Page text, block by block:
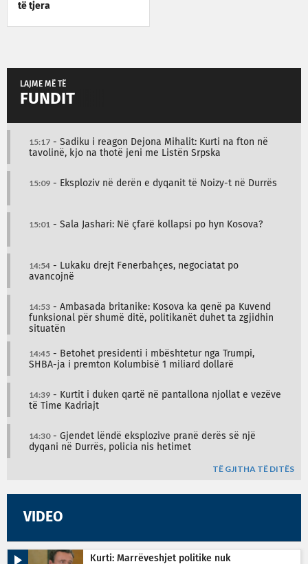
të tjera
LAJME MË TË
FUNDIT
15:17 - Sadiku i reagon Dejona Mihalit: Kurti na fton në
tavolinë, kjo na thotë jeni me Listën Srpska
15:09 - Eksploziv në derën e dyqanit të Noizy-t në Durrës
15:01 - Sala Jashari: Në çfarë kollapsi po hyn Kosova?
14:54 - Lukaku drejt Fenerbahçes, negociatat po
avancojnë
14:53 - Ambasada britanike: Kosova ka qenë pa Kuvend
funksional për shumë ditë, politikanët duhet ta zgjidhin
situatën
14:45 - Betohet presidenti i mbështetur nga Trumpi,
SHBA-ja i premton Kolumbisë 1 miliard dollarë
14:39 - Kurtit i duken qartë në pantallona njollat e vezëve
të Time Kadriajt
14:30- Gjendet lëndë eksplozive pranë derës së një
dyqani në Durrës, policia nis hetimet
TË GJITHA TË DITËS
VIDEO
Kurti: Marrëveshjet politike nuk